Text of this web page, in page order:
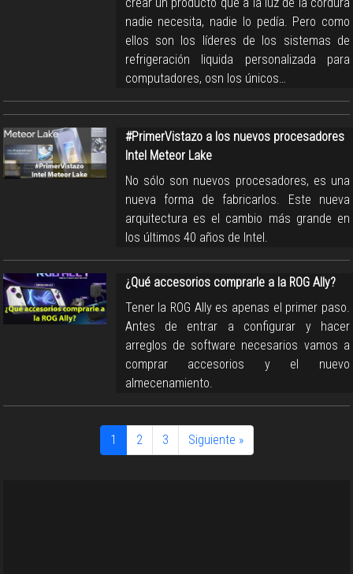
nadie necesita, nadie lo pedía. Pero como
ellos son los líderes de los sistemas de
refrigeración liquida personalizada para
computadores, osn los únicos…
#PrimerVistazo a los nuevos procesadores
Intel Meteor Lake
No sólo son nuevos procesadores, es una
nueva forma de fabricarlos. Este nueva
arquitectura es el cambio más grande en
los últimos 40 años de Intel.
¿Qué accesorios comprarle a la ROG Ally?
Tener la ROG Ally es apenas el primer paso.
Antes de entrar a configurar y hacer
arreglos de software necesarios vamos a
comprar accesorios y el nuevo
almecenamiento.
1 2 3 Siguiente »